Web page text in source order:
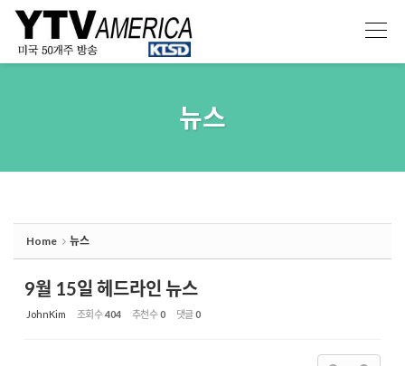
뉴스
Home 뉴스
9월 15일 헤드라인 뉴스
JohnKim 조회 수404 추천 수0 댓글0